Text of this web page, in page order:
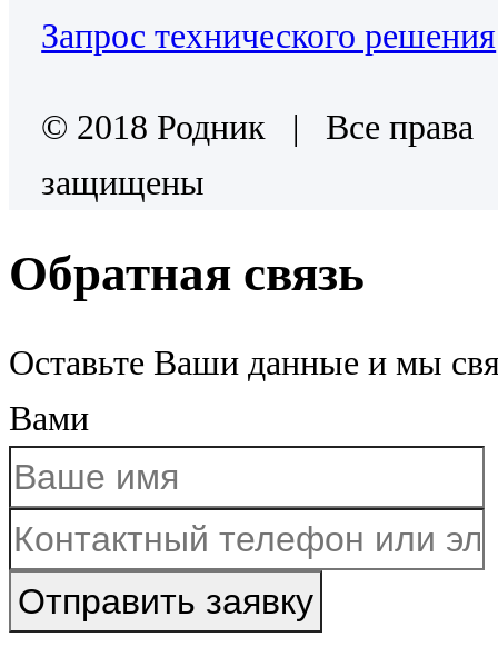
Запрос технического решения
© 2018 Родник | Все права
защищены
Обратная связь
Оставьте Ваши данные и мы
Вами